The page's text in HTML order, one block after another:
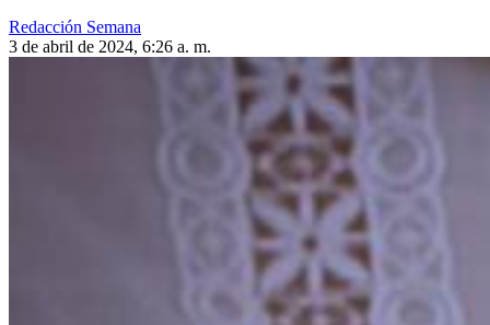
Redacción Semana
3 de abril de 2024, 6:26 a. m.